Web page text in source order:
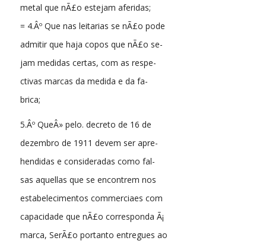
metal que nÃ£o estejam aferidas;
= 4.Âº Que nas leitarias se nÃ£o pode
admitir que haja copos que nÃ£o se-
jam medidas certas, com as respe-
ctivas marcas da medida e da fa-
brica;
5.Âº QueÂ» pelo. decreto de 16 de
dezembro de 1911 devem ser apre-
hendidas e consideradas como fal-
sas aquellas que se encontrem nos
estabelecimentos commerciaes com
capacidade que nÃ£o corresponda Ã¡
marca, SerÃ£o portanto entregues ao